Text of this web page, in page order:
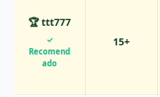
🏆 ttt777
✓
Recomend
ado
15+